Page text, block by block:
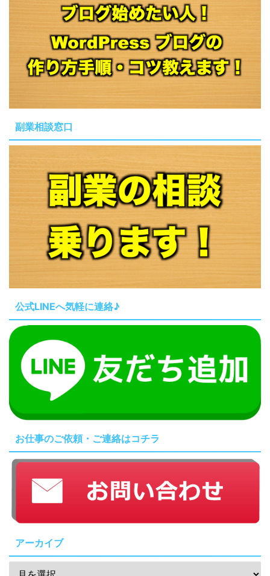
副業相談窓口
公式LINEへ気軽に連絡♪
お仕事のご依頼・ご連絡はコチラ
アーカイブ